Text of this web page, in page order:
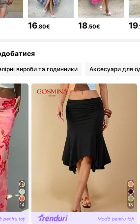
16.80€ 18.50€ 19
вироби та годинники Аксесуари для
14 18